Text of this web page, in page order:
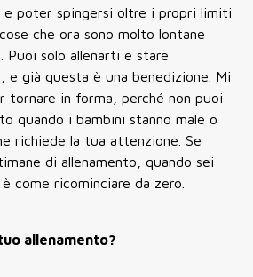
e poter spingersi oltre i propri limiti
che ora sono molto lontane
Puoi solo allenarti e stare
e già questa è una benedizione. Mi
in forma, perché non puoi
quando i bambini stanno male o
richiede la tua attenzione. Se
di allenamento, quando sei
come ricominciare da zero.
allenamento?